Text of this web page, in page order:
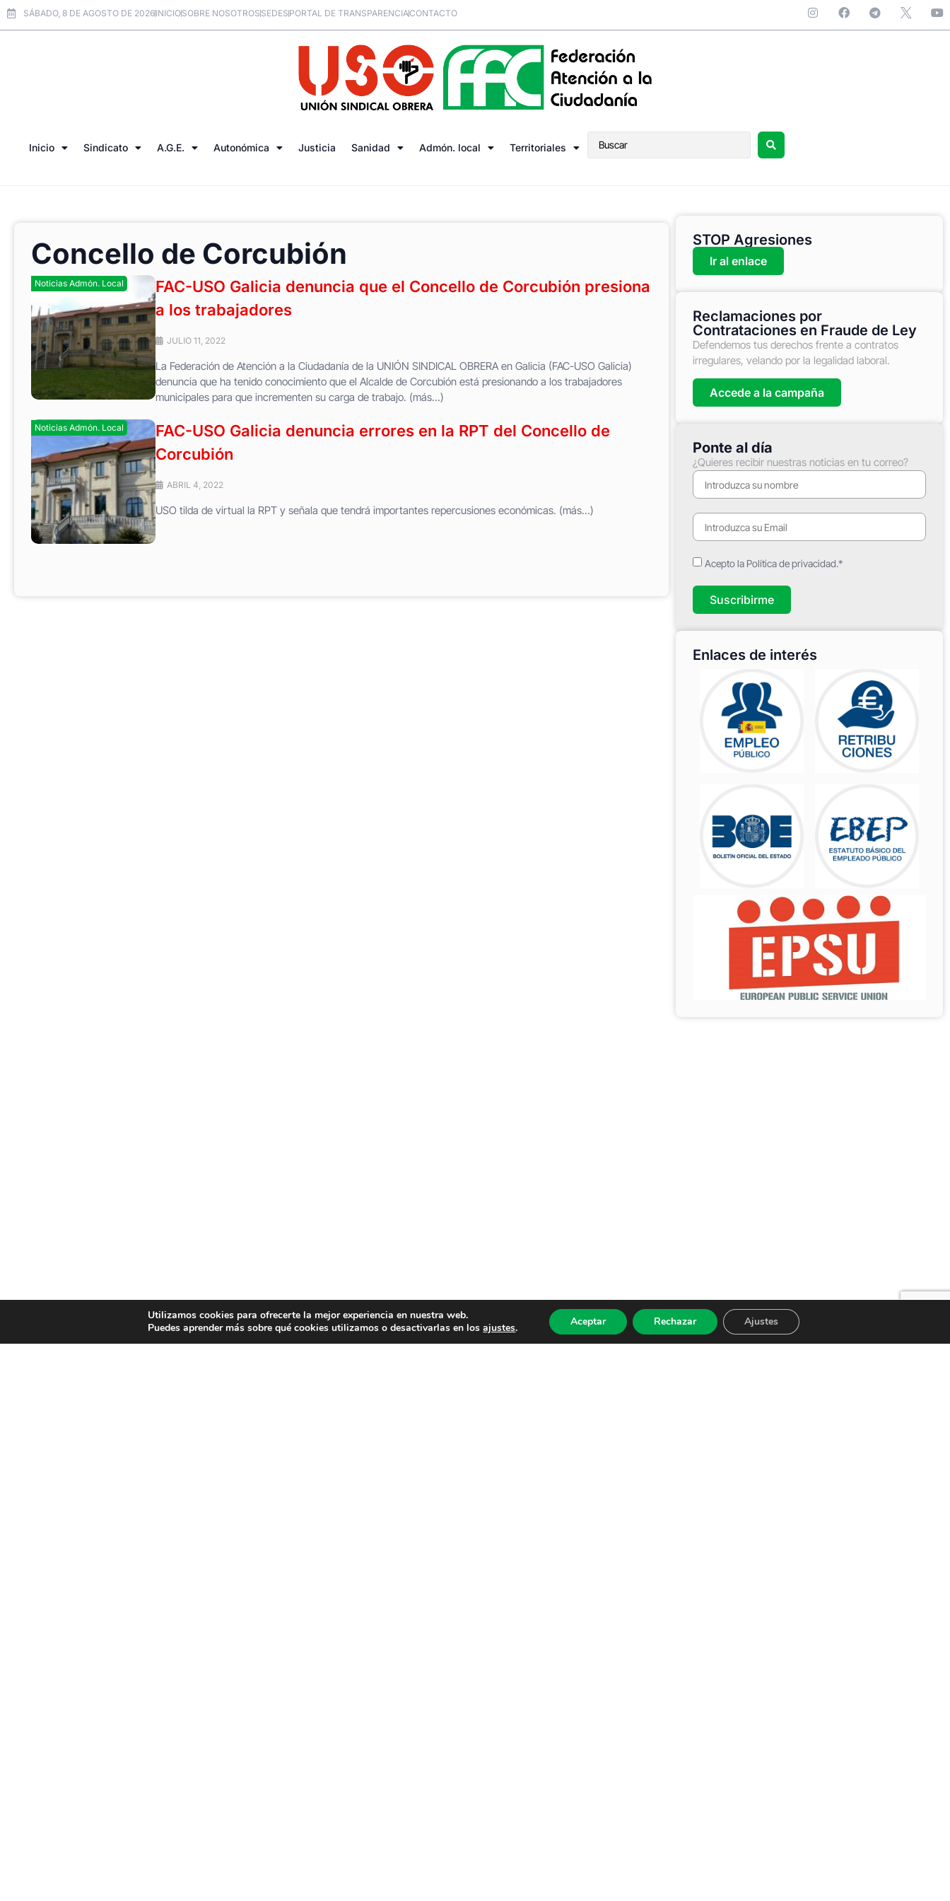
SÁBADO, 8 DE AGOSTO DE 2026INICIOSOBRE NOSOTROSSEDESPORTAL DE TRANSPARENCIACONTACTO
Inicio Sindicato A.G.E. Autonómica Justicia Sanidad Admón. local Territoriales
Concello de Corcubión
Noticias Admón. Local
FAC-USO Galicia denuncia que el Concello de Corcubión presiona
a los trabajadores
JULIO 11, 2022
La Federación de Atención a la Ciudadanía de la UNIÓN SINDICAL OBRERA en Galicia (FAC-USO Galicia)
denuncia que ha tenido conocimiento que el Alcalde de Corcubión está presionando a los trabajadores
municipales para que incrementen su carga de trabajo. (más…)
Noticias Admón. Local
FAC-USO Galicia denuncia errores en la RPT del Concello de
Corcubión
ABRIL 4, 2022
USO tilda de virtual la RPT y señala que tendrá importantes repercusiones económicas. (más…)
STOP Agresiones
Ir al enlace
Reclamaciones por
Contrataciones en Fraude de Ley
Defendemos tus derechos frente a contratos
irregulares, velando por la legalidad laboral.
Accede a la campaña
Ponte al día
¿Quieres recibir nuestras noticias en tu correo?
Acepto la Política de privacidad.*
Suscribirme
Enlaces de interés
Utilizamos cookies para ofrecerte la mejor experiencia en nuestra web.
Puedes aprender más sobre qué cookies utilizamos o desactivarlas en losajustes. Aceptar Rechazar Ajustes